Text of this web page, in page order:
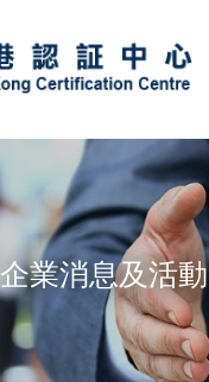
企業消息及活動